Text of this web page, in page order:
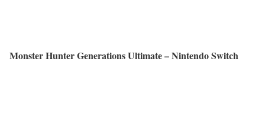
Monster Hunter Generations Ultimate – Nintendo Switch